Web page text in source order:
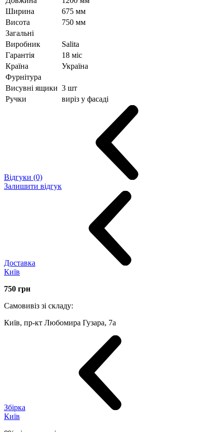
Ширина
675 мм
Висота
750 мм
Загальні
Виробник
Salita
Гарантія
18 міс
Країна
Україна
Фурнітура
Висувні ящики 3 шт
Ручки
виріз у фасаді
Відгуки (0)
Залишити відгук
Доставка
Київ
750 грн
Самовивіз зі складу:
Київ, пр-кт Любомира Гузара, 7а
Збірка
Київ